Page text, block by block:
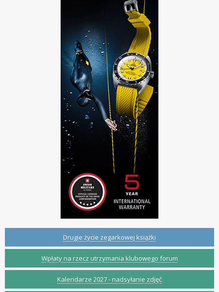
Drugie życie zegarkowej książki
Wpłaty na rzecz utrzymania klubowego forum
Kalendarze 2027 - nadsyłanie zdjęć